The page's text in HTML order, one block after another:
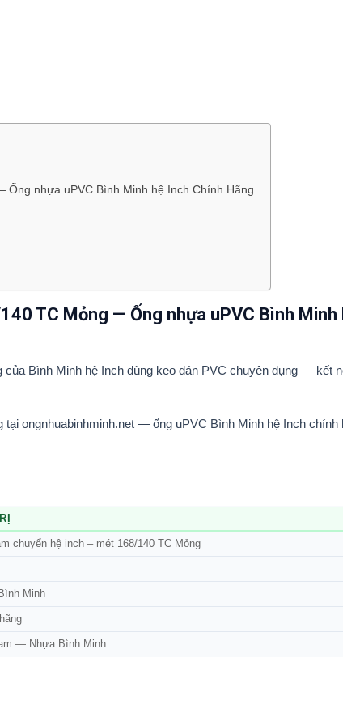
nhựa uPVC Bình Minh hệ Inch Chính Hãng
TC Mỏng — Ống nhựa uPVC Bình Minh
Bình Minh hệ Inch dùng keo dán PVC chuyên dụng — kết
ongnhuabinhminh.net — ống uPVC Bình Minh hệ Inch chính
chuyển hệ inch – mét 168/140 TC Mỏng
Minh
— Nhựa Bình Minh